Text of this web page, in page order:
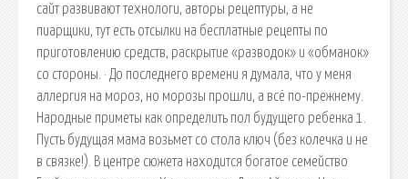
сайт развивают технологи, авторы рецептуры, а не
пиарщики, тут есть отсылки на бесплатные рецепты по
приготовлению средств, раскрытие «разводок» и «обманок»
со стороны. · До последнего времени я думала, что у меня
аллергия на мороз, но морозы прошли, а всё по-прежнему.
Народные приметы как определить пол будущего ребенка 1.
Пусть будущая мама возьмет со стола ключ (без колечка и не
в связке!). В центре сюжета находится богатое семейство